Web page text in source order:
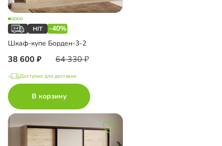
-40%
Шкаф-купе Борден-3-2
38 600 64 330
Доступно для доставки
В корзину